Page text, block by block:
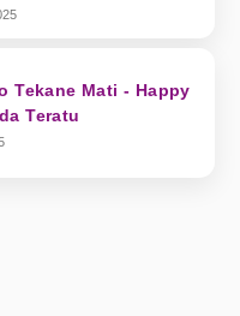
Tekane Mati - Happy
Teratu